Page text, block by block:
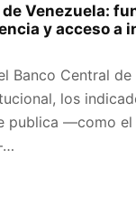
Venezuela:
y acceso a
Banco Central de
los
publica —como